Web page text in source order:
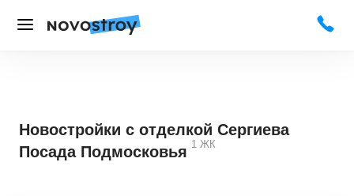
Новостройки с отделкой Сергиева
Посада Подмосковья 1 ЖК